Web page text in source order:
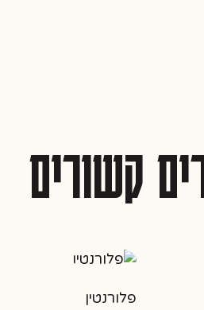
קשורים
פלורנטין